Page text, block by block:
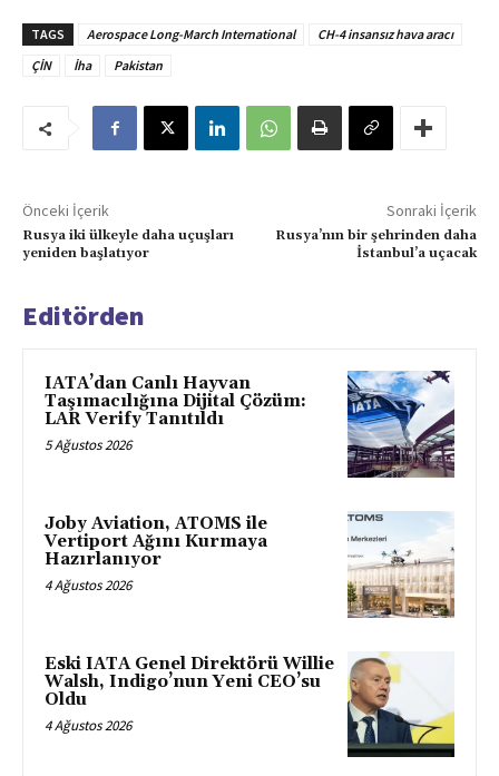
TAGS Aerospace Long-March International
CH-4 insansız hava aracı
ÇİN
İha Pakistan
Önceki İçerik
Rusya iki ülkeyle daha uçuşları
yeniden başlatıyor
Sonraki İçerik
Rusya’nın bir şehrinden daha
İstanbul’a uçacak
Editörden
IATA’dan Canlı Hayvan
Taşımacılığına Dijital Çözüm:
LAR Verify Tanıtıldı
5 Ağustos 2026
Joby Aviation, ATOMS ile
Vertiport Ağını Kurmaya
Hazırlanıyor
4 Ağustos 2026
Eski IATA Genel Direktörü Willie
Walsh, Indigo’nun Yeni CEO’su
Oldu
4 Ağustos 2026